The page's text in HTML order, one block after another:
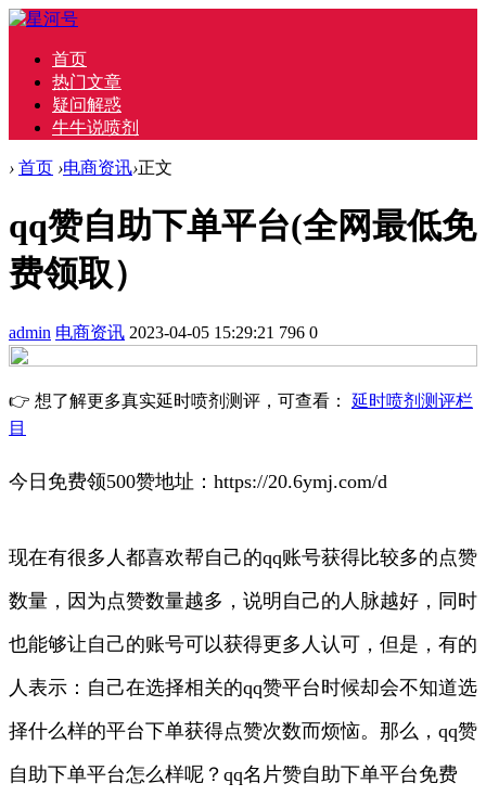
首页
热门文章
疑问解惑
牛牛说喷剂
› 首页 ›电商资讯›正文
qq赞自助下单平台(全网最低免
费领取）
admin 电商资讯 2023-04-05 15:29:21 796 0
👉 想了解更多真实延时喷剂测评，可查看： 延时喷剂测评栏
目
今日免费领500赞地址： https://20.6ymj.com/d
现在有很多人都喜欢帮自己的qq账号获得比较多的点赞
数量，因为点赞数量越多，说明自己的人脉越好，同时
也能够让自己的账号可以获得更多人认可，但是，有的
人表示：自己在选择相关的qq赞平台时候却会不知道选
择什么样的平台下单获得点赞次数而烦恼。那么，qq赞
自助下单平台怎么样呢？qq名片赞自助下单平台免费